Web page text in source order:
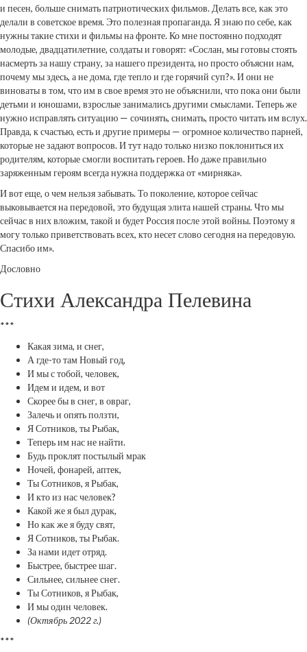
и песен, больше снимать патриотических фильмов. Делать все, как это
делали в советское время. Это полезная пропаганда. Я знаю по себе, как
нужны такие стихи и фильмы на фронте. Ко мне постоянно подходят
молодые, двадцатилетние, солдаты и говорят: «Сослан, мы готовы стоять
насмерть за нашу страну, за нашего президента, но просто объясни нам,
почему мы здесь, а не дома, где тепло и где горячий суп?». И они не
виноваты в том, что им в свое время это не объяснили, что пока они были
детьми и юношами, взрослые занимались другими смыслами. Теперь же
нужно исправлять ситуацию — сочинять, снимать, просто читать им вслух.
Правда, к счастью, есть и другие примеры — огромное количество парней,
которые не задают вопросов. И тут надо только низко поклониться их
родителям, которые смогли воспитать героев. Но даже правильно
заряженным героям всегда нужна поддержка от «мирняка».
И вот еще, о чем нельзя забывать. То поколение, которое сейчас
выковывается на передовой, это будущая элита нашей страны. Что мы
сейчас в них вложим, такой и будет Россия после этой войны. Поэтому я
могу только приветствовать всех, кто несет слово сегодня на передовую.
Спасибо им».
Дословно
Стихи Александра Пелевина
***
Какая зима, и снег,
А где-то там Новый год,
И мы с тобой, человек,
Идем и идем, и вот
Скорее бы в снег, в овраг,
Залечь и опять ползти,
Я Сотников, ты Рыбак,
Теперь им нас не найти.
Будь проклят постылый мрак
Ночей, фонарей, аптек,
Ты Сотников, я Рыбак,
И кто из нас человек?
Какой же я был дурак,
Но как же я буду свят,
Я Сотников, ты Рыбак.
За нами идет отряд.
Быстрее, быстрее шаг.
Сильнее, сильнее снег.
Ты Сотников, я Рыбак,
И мы один человек.
(Октябрь 2022 г.)
***